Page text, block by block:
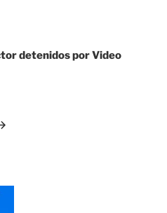
detenidos por Video